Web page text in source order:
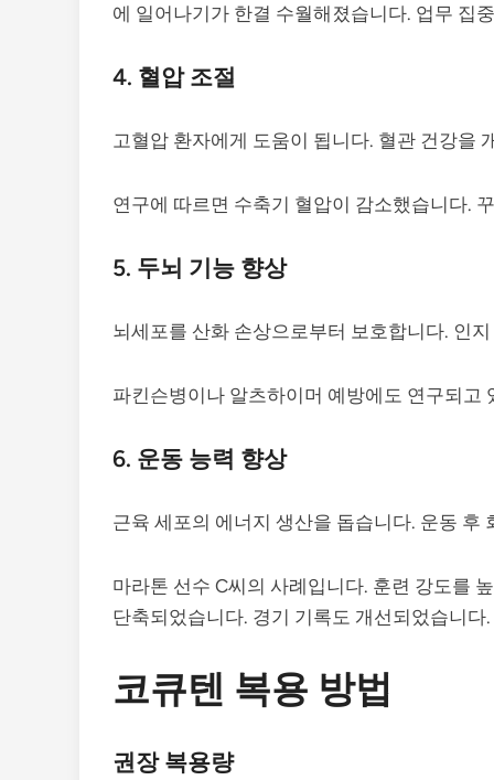
에 일어나기가 한결 수월해졌습니다. 업무 집
4. 혈압 조절
고혈압 환자에게 도움이 됩니다. 혈관 건강을
연구에 따르면 수축기 혈압이 감소했습니다.
5. 두뇌 기능 향상
뇌세포를 산화 손상으로부터 보호합니다. 인
파킨슨병이나 알츠하이머 예방에도 연구되고
6. 운동 능력 향상
근육 세포의 에너지 생산을 돕습니다. 운동 후
마라톤 선수 C씨의 사례입니다. 훈련 강도를
단축되었습니다. 경기 기록도 개선되었습니다.
코큐텐 복용 방법
권장 복용량